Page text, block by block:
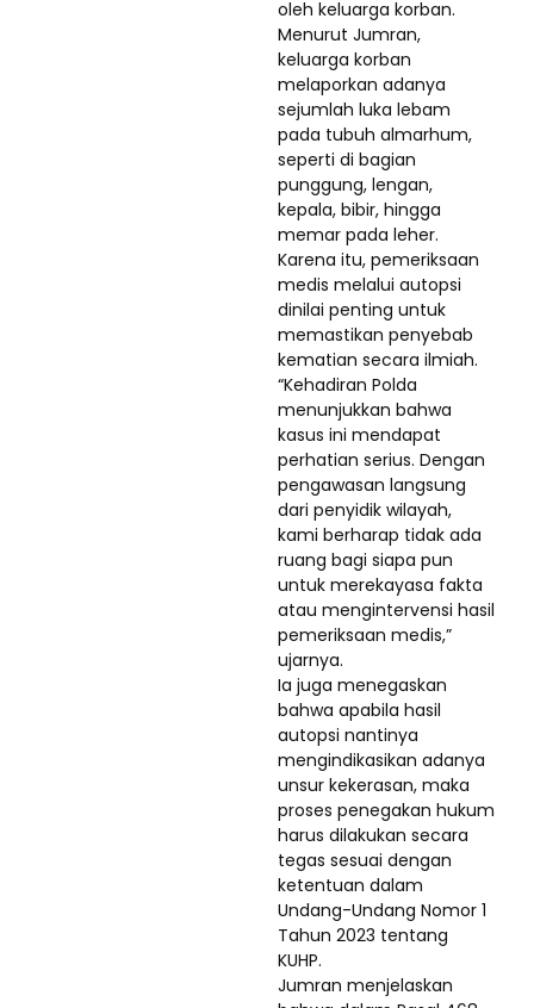
oleh keluarga korban.
Menurut Jumran,
keluarga korban
melaporkan adanya
sejumlah luka lebam
pada tubuh almarhum,
seperti di bagian
punggung, lengan,
kepala, bibir, hingga
memar pada leher.
Karena itu, pemeriksaan
medis melalui autopsi
dinilai penting untuk
memastikan penyebab
kematian secara ilmiah.
“Kehadiran Polda
menunjukkan bahwa
kasus ini mendapat
perhatian serius. Dengan
pengawasan langsung
dari penyidik wilayah,
kami berharap tidak ada
ruang bagi siapa pun
untuk merekayasa fakta
atau mengintervensi hasil
pemeriksaan medis,”
ujarnya.
Ia juga menegaskan
bahwa apabila hasil
autopsi nantinya
mengindikasikan adanya
unsur kekerasan, maka
proses penegakan hukum
harus dilakukan secara
tegas sesuai dengan
ketentuan dalam
Undang-Undang Nomor 1
Tahun 2023 tentang
KUHP.
Jumran menjelaskan